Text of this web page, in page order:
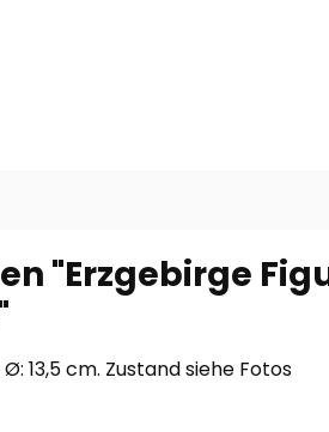
"Erzgebirge
13,5 cm. Zustand siehe Fotos